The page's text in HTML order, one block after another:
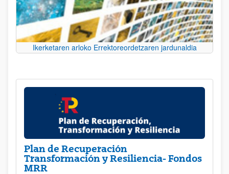
Ikerketaren arloko Errektoreordetzaren jardunaldia
Plan de Recuperación
Transformación y Resiliencia- Fondos
MRR